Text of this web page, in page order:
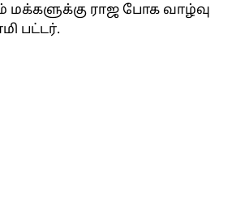
ராஜ போக வாழ்வு
பட்டர்.